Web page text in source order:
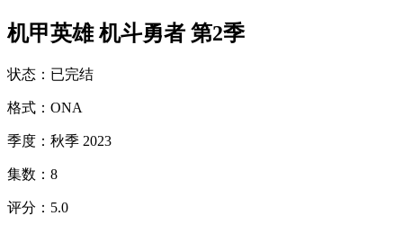
机甲英雄 机斗勇者 第2季
状态 ： 已完结
格式 ： ONA
季度 ： 秋季 2023
集数 ： 8
评分 ： 5.0